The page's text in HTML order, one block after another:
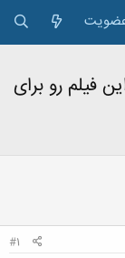
فیلم رو برای
#1